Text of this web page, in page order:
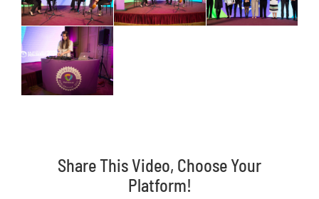
Share This Video, Choose Your
Platform!